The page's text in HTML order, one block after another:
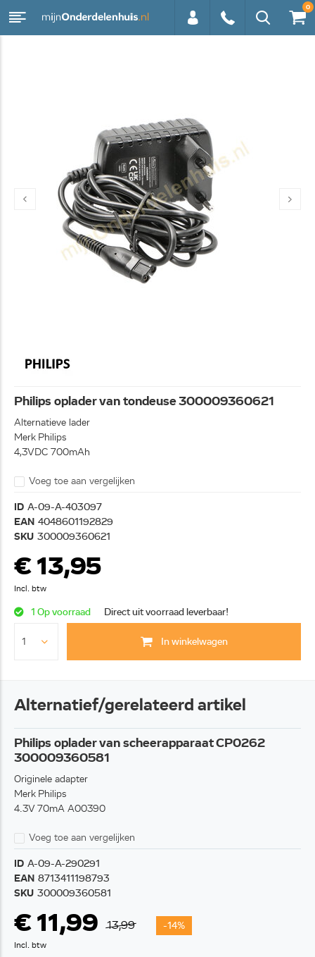
0
Philips oplader van tondeuse 300009360621
Alternatieve lader
Merk Philips
4,3VDC 700mAh
Voeg toe aan vergelijken
ID A-09-A-403097
EAN 4048601192829
SKU 300009360621
€ 13,95
Incl. btw
1 Op voorraad Direct uit voorraad leverbaar!
In winkelwagen
Alternatief/gerelateerd artikel
Philips oplader van scheerapparaat CP0262
300009360581
Originele adapter
Merk Philips
4.3V 70mA A00390
Voeg toe aan vergelijken
ID A-09-A-290291
EAN 8713411198793
SKU 300009360581
€ 11,99 13,99 -14%
Incl. btw